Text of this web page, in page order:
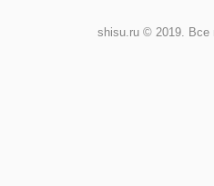
shisu.ru © 2019.